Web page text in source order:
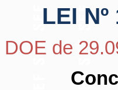
LEI
DOE de